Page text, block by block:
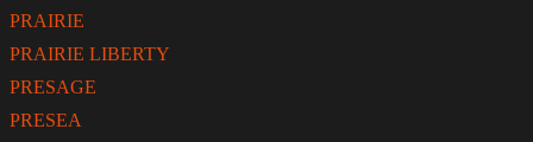
PRAIRIE
PRAIRIE LIBERTY
PRESAGE
PRESEA